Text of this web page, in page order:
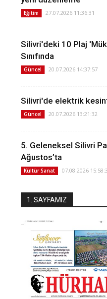
Eğitim 27.07.2026 11:36:31
Silivri'deki 10 Plaj
Sınıfında
Güncel 20.07.2026 14:37:57
Silivri'de elektrik
Güncel 20.07.2026 13:21:32
5. Geleneksel Silivri
Ağustos’ta
Kültür Sanat 07.08.2026
1. SAYFAMIZ